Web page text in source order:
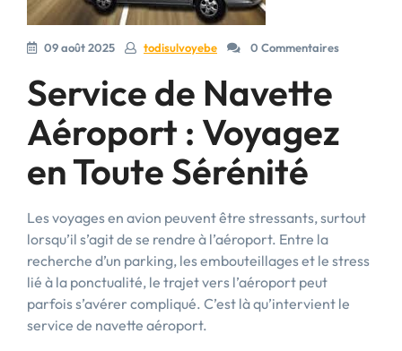
09 août 2025 todisulvoyebe 0 Commentaires
Service de Navette
Aéroport : Voyagez
en Toute Sérénité
Les voyages en avion peuvent être stressants, surtout
lorsqu’il s’agit de se rendre à l’aéroport. Entre la
recherche d’un parking, les embouteillages et le stress
lié à la ponctualité, le trajet vers l’aéroport peut
parfois s’avérer compliqué. C’est là qu’intervient le
service de navette aéroport.